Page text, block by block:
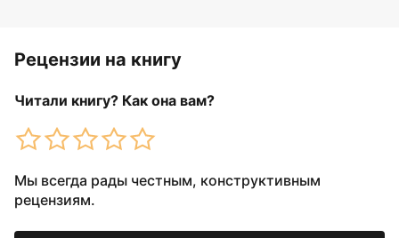
Рецензии на книгу
Читали книгу? Как она вам?
Мы всегда рады честным, конструктивным
рецензиям.